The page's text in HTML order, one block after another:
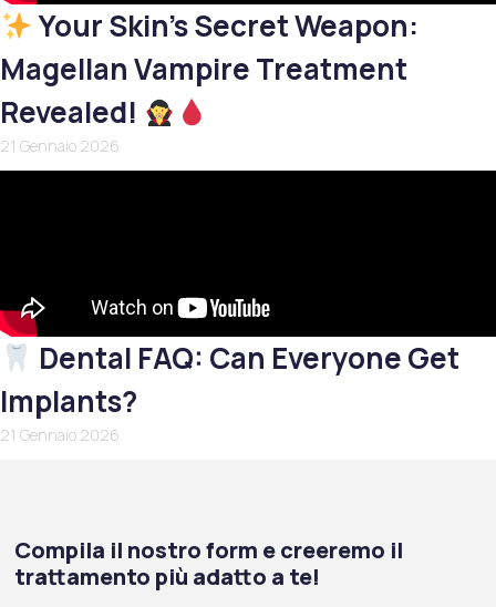
Your Skin’s Secret Weapon:
Magellan Vampire Treatment
Revealed!
21 Gennaio 2026
Dental FAQ: Can Everyone Get
Implants?
21 Gennaio 2026
Compila il nostro form e creeremo il
trattamento più adatto a te!